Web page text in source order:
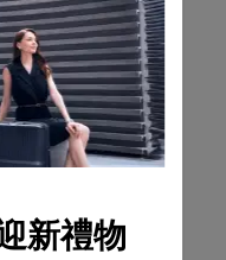
新禮物